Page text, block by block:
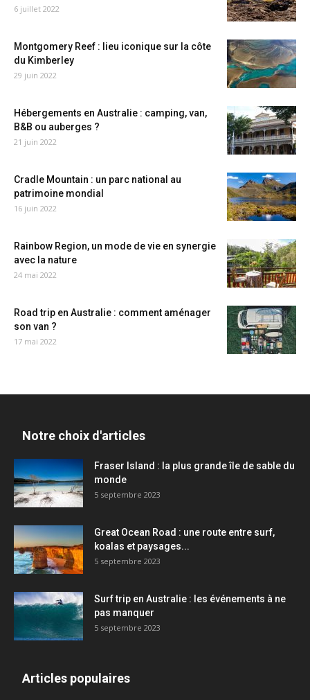
6 juillet 2022
Montgomery Reef : lieu iconique sur la côte
du Kimberley
29 juin 2022
Hébergements en Australie : camping, van,
B&B ou auberges ?
21 juin 2022
Cradle Mountain : un parc national au
patrimoine mondial
16 juin 2022
Rainbow Region, un mode de vie en synergie
avec la nature
24 mai 2022
Road trip en Australie : comment aménager
son van ?
17 mai 2022
Notre choix d'articles
Fraser Island : la plus grande île de sable du
monde
5 septembre 2023
Great Ocean Road : une route entre surf,
koalas et paysages...
5 septembre 2023
Surf trip en Australie : les événements à ne
pas manquer
5 septembre 2023
Articles populaires